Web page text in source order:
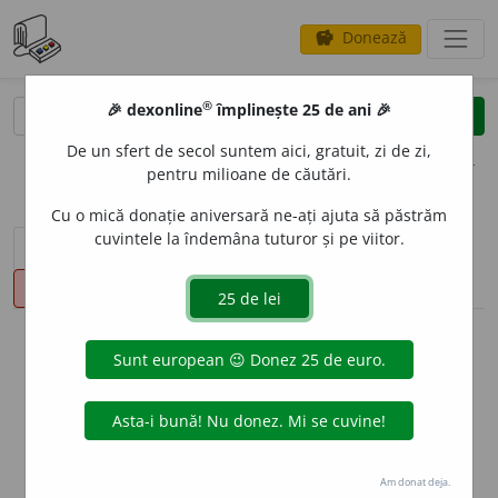
savings Donează
clear
opțiuni
sinteza definițiilor (1) definiții (13)
declinări
info
Aceste definiții sunt compilate de
echipa dexonline. Definițiile
originale se află pe filadefiniții.
Puteți reordona filele pe pagina de
🎉 dexonline® împlinește 25 de ani 🎉
De un sfert de secol suntem aici, gratuit, zi de zi,
pentru milioane de căutări.
Cu o mică donație aniversară ne-ați ajuta să păstrăm
cuvintele la îndemâna tuturor și pe viitor.
Am donat deja.